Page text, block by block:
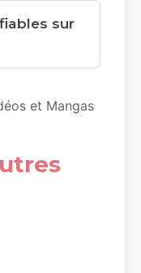
sur
et Mangas